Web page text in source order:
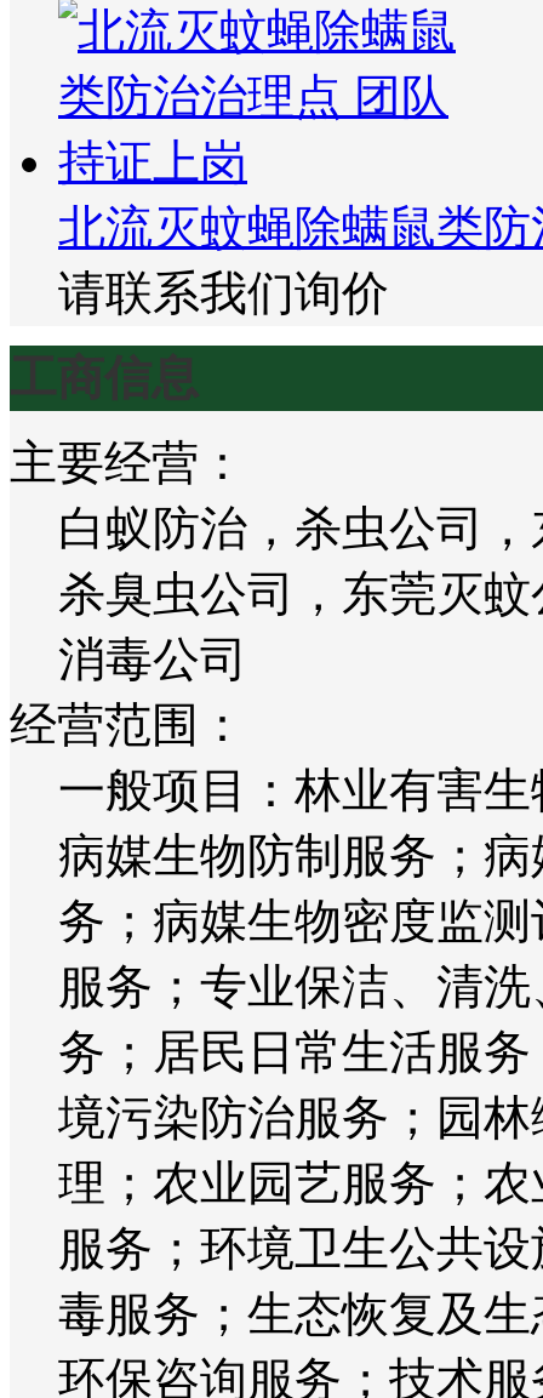
北流灭蚊蝇除螨鼠类
请联系我们询价
工商信息
主要经营：
白蚁防治，杀虫公司
杀臭虫公司，东莞灭
消毒公司
经营范围：
一般项目：林业有害
病媒生物防制服务；
务；病媒生物密度监
服务；专业保洁、清
务；居民日常生活服
境污染防治服务；园
理；农业园艺服务；
服务；环境卫生公共
毒服务；生态恢复及
环保咨询服务；技术